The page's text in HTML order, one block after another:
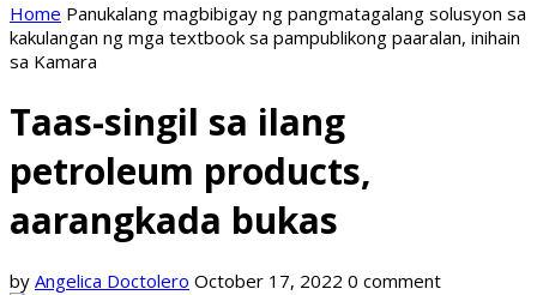
Home Panukalang magbibigay ng pangmatagalang solusyon sa
kakulangan ng mga textbook sa pampublikong paaralan, inihain
sa Kamara
Taas-singil sa ilang
petroleum products,
aarangkada bukas
by Angelica Doctolero October 17, 2022 0 comment